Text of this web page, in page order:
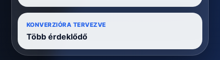
KONVERZIÓRA TERVEZVE
Több érdeklődő